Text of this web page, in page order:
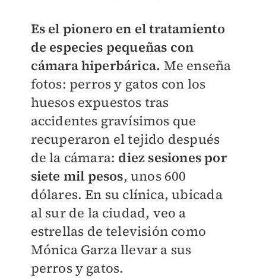
Es el pionero en el tratamiento
de especies pequeñas con
cámara hiperbárica. Me enseña
fotos: perros y gatos con los
huesos expuestos tras
accidentes gravísimos que
recuperaron el tejido después
de la cámara: diez sesiones por
siete mil pesos, unos 600
dólares. En su clínica, ubicada
al sur de la ciudad, veo a
estrellas de televisión como
Mónica Garza llevar a sus
perros y gatos.